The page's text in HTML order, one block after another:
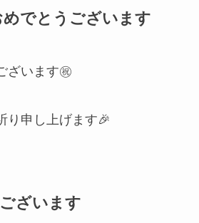
めでとうございます
ざいます㊗️
り申し上げます🎉
ざいます